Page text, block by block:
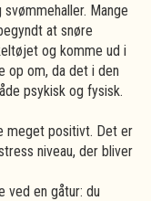
Mange
at snøre
og komme ud i
op om, da det i den
psykisk og fysisk.
meget positivt. Det er
niveau, der bliver
ved en gåtur: du